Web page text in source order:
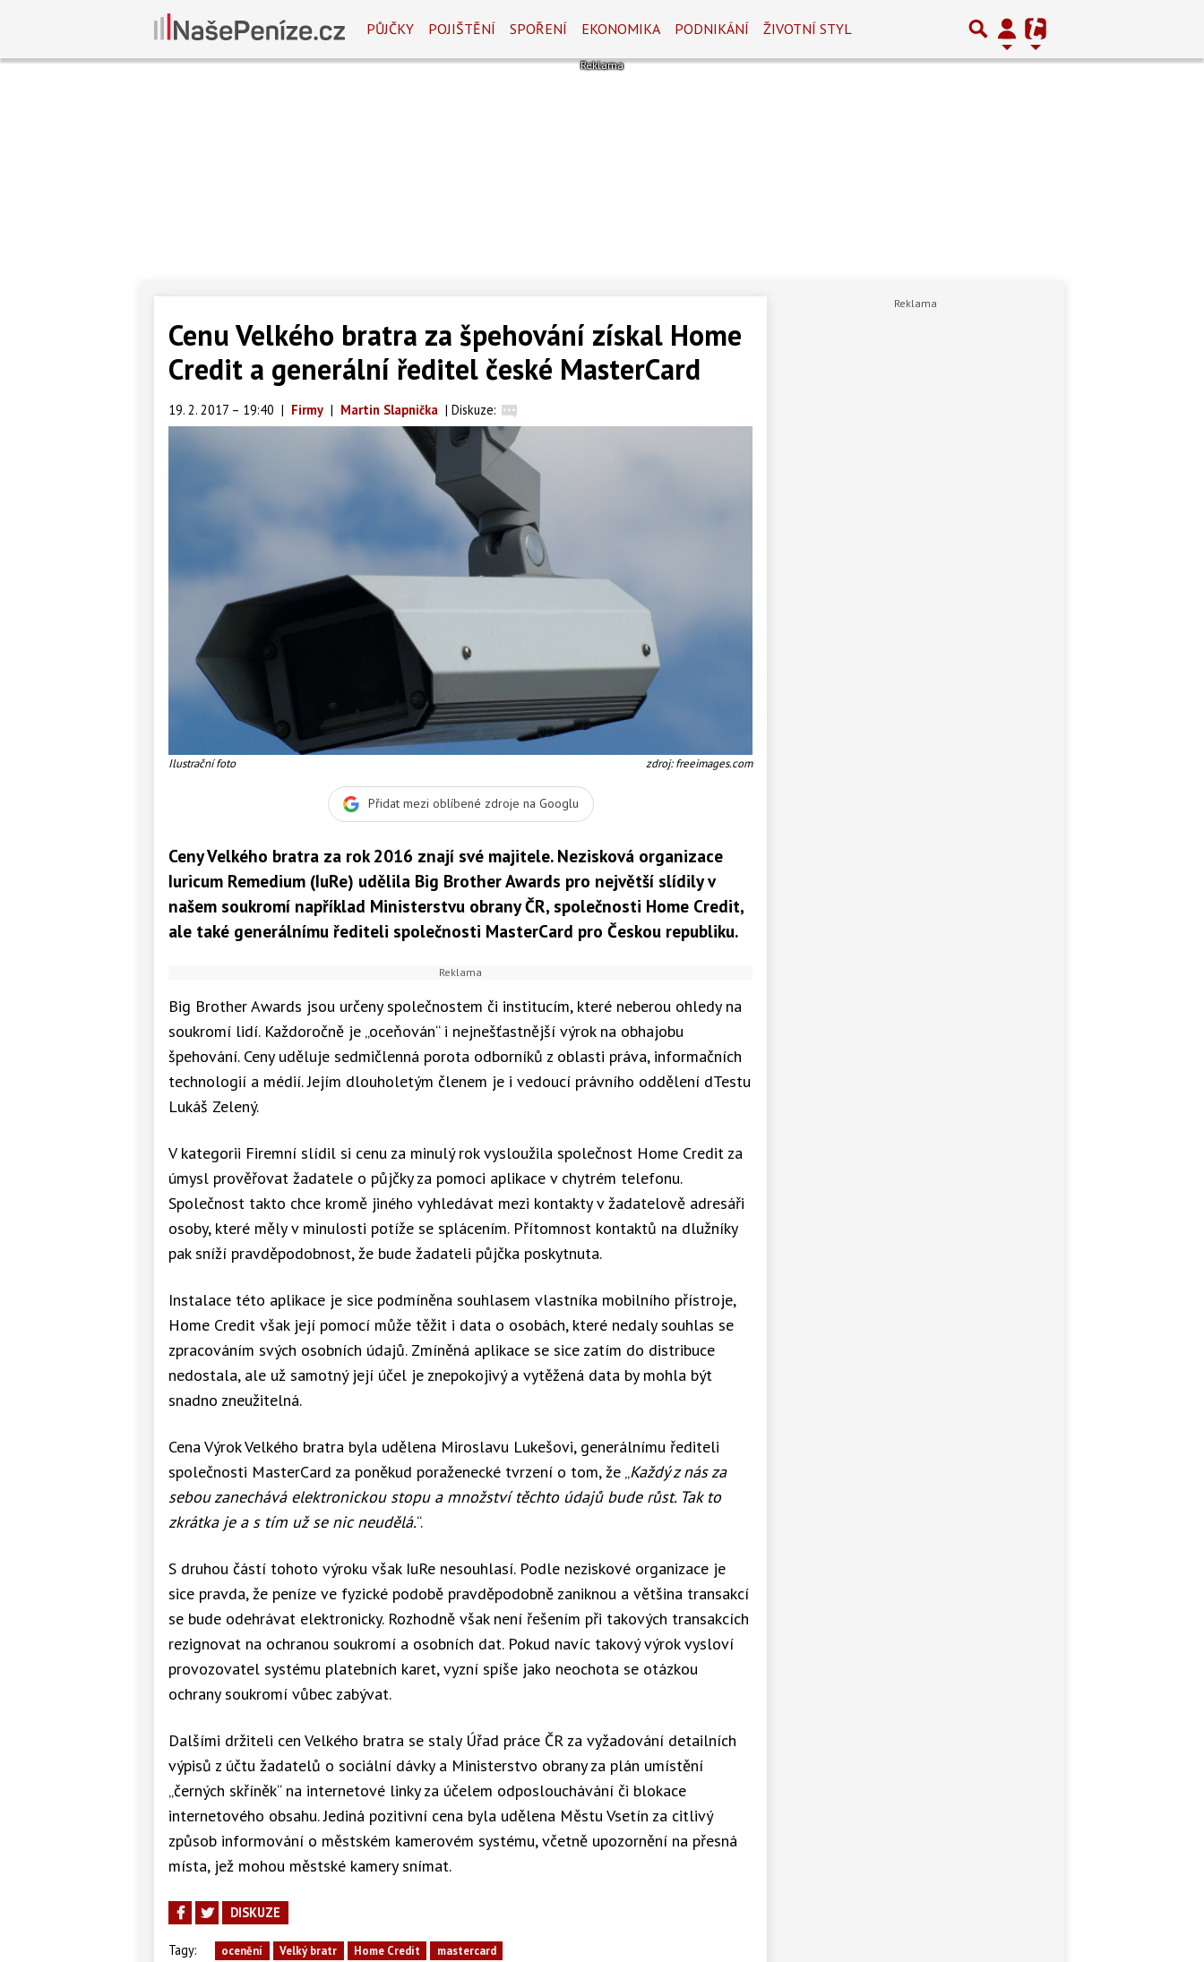
PŮJČKY POJIŠTĚNÍ SPOŘENÍ EKONOMIKA PODNIKÁNÍ ŽIVOTNÍ STYL
Cenu Velkého bratra za špehování získal Home
Credit a generální ředitel české MasterCard
19. 2. 2017 – 19:40 | Firmy | Martin Slapnička | Diskuze:
Ilustrační foto zdroj: freeimages.com
Přidat mezi oblíbené zdroje na Googlu
Ceny Velkého bratra za rok 2016 znají své majitele. Nezisková organizace
Iuricum Remedium (IuRe) udělila Big Brother Awards pro největší slídily v
našem soukromí například Ministerstvu obrany ČR, společnosti Home Credit,
ale také generálnímu řediteli společnosti MasterCard pro Českou republiku.
Big Brother Awards jsou určeny společnostem či institucím, které neberou ohledy na
soukromí lidí. Každoročně je „oceňován“ i nejnešťastnější výrok na obhajobu
špehování. Ceny uděluje sedmičlenná porota odborníků z oblasti práva, informačních
technologií a médií. Jejím dlouholetým členem je i vedoucí právního oddělení dTestu
Lukáš Zelený.
V kategorii Firemní slídil si cenu za minulý rok vysloužila společnost Home Credit za
úmysl prověřovat žadatele o půjčky za pomoci aplikace v chytrém telefonu.
Společnost takto chce kromě jiného vyhledávat mezi kontakty v žadatelově adresáři
osoby, které měly v minulosti potíže se splácením. Přítomnost kontaktů na dlužníky
pak sníží pravděpodobnost, že bude žadateli půjčka poskytnuta.
Instalace této aplikace je sice podmíněna souhlasem vlastníka mobilního přístroje,
Home Credit však její pomocí může těžit i data o osobách, které nedaly souhlas se
zpracováním svých osobních údajů. Zmíněná aplikace se sice zatím do distribuce
nedostala, ale už samotný její účel je znepokojivý a vytěžená data by mohla být
snadno zneužitelná.
Cena Výrok Velkého bratra byla udělena Miroslavu Lukešovi, generálnímu řediteli
společnosti MasterCard za poněkud poraženecké tvrzení o tom, že „Každý z nás za
sebou zanechává elektronickou stopu a množství těchto údajů bude růst. Tak to
zkrátka je a s tím už se nic neudělá.“.
S druhou částí tohoto výroku však IuRe nesouhlasí. Podle neziskové organizace je
sice pravda, že peníze ve fyzické podobě pravděpodobně zaniknou a většina transakcí
se bude odehrávat elektronicky. Rozhodně však není řešením při takových transakcích
rezignovat na ochranou soukromí a osobních dat. Pokud navíc takový výrok vysloví
provozovatel systému platebních karet, vyzní spíše jako neochota se otázkou
ochrany soukromí vůbec zabývat.
Dalšími držiteli cen Velkého bratra se staly Úřad práce ČR za vyžadování detailních
výpisů z účtu žadatelů o sociální dávky a Ministerstvo obrany za plán umístění
„černých skříněk“ na internetové linky za účelem odposlouchávání či blokace
internetového obsahu. Jediná pozitivní cena byla udělena Městu Vsetín za citlivý
způsob informování o městském kamerovém systému, včetně upozornění na přesná
místa, jež mohou městské kamery snímat.
DISKUZE
Tagy: ocenění Velký bratr Home Credit mastercard